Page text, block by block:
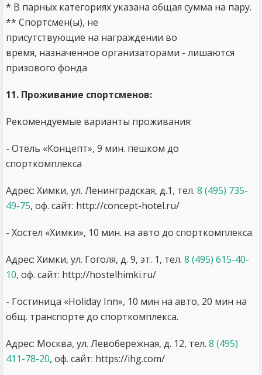
* В парных категориях указана общая сумма на пару.
** Спортсмен(ы), не
присутствующие на награждении во
время, назначенное организаторами - лишаются
призового фонда
11. Проживание спортсменов:
Рекомендуемые варианты проживания:
- Отель «Концепт», 9 мин. пешком до
спорткомплекса
Адрес: Химки, ул. Ленинградская, д.1, тел. 8 (495) 735-
49-75, оф. сайт: http://concept-hotel.ru/
- Хостел «Химки», 10 мин. на авто до спорткомплекса.
Адрес: Химки, ул. Гоголя, д. 9, эт. 1, тел. 8 (495) 615-40-
10, оф. сайт: http://hostelhimki.ru/
- Гостиница «Holiday Inn», 10 мин на авто, 20 мин на
общ. транспорте до спорткомплекса.
Адрес: Москва, ул. Левобережная, д. 12, тел. 8 (495)
411-78-20, оф. сайт: https://ihg.com/